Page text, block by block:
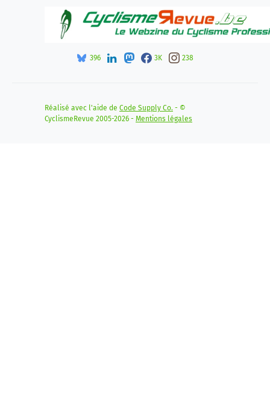
396 3K 238
Réalisé avec l'aide de Code Supply Co. - ©
CyclismeRevue 2005-2026 - Mentions légales